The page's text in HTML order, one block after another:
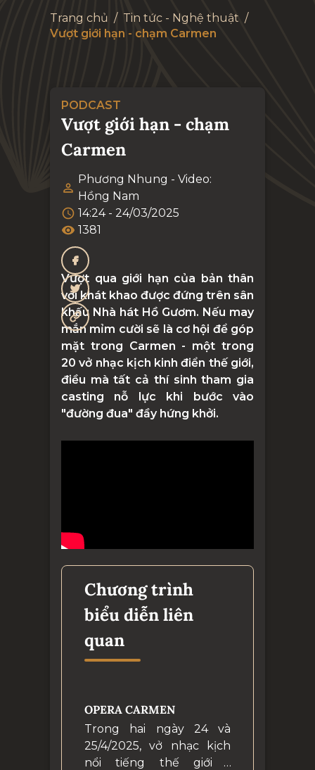
Trang chủ / Tin tức - Nghệ thuật /
Vượt giới hạn - chạm Carmen
PODCAST
Vượt giới hạn - chạm
Carmen
Phương Nhung - Video:
Hồng Nam
14:24 - 24/03/2025
1381
Vượt qua giới hạn của bản thân
với khát khao được đứng trên sân
khấu Nhà hát Hồ Gươm. Nếu may
mắn mỉm cười sẽ là cơ hội để góp
mặt trong Carmen - một trong
20 vở nhạc kịch kinh điển thế giới,
điều mà tất cả thí sinh tham gia
casting nỗ lực khi bước vào
"đường đua" đầy hứng khởi.
Chương trình
biểu diễn liên
quan
OPERA CARMEN
Trong hai ngày 24 và
25/4/2025, vở nhạc kịch
nổi tiếng thế giới -